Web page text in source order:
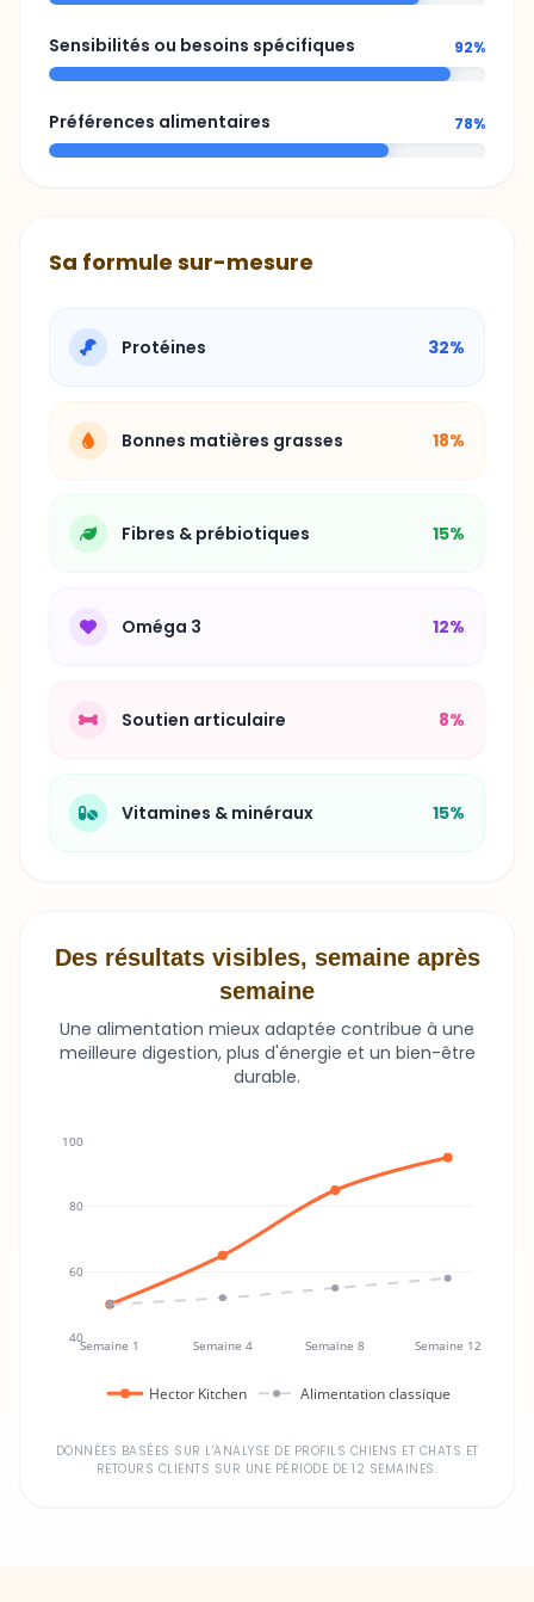
Sensibilités ou besoins spécifiques 92%
Préférences alimentaires 78%
Sa formule sur-mesure
Protéines 32%
Bonnes matières grasses 18%
Fibres & prébiotiques 15%
Oméga 3 12%
Soutien articulaire 8%
Vitamines & minéraux 15%
Des résultats visibles, semaine après
semaine
Une alimentation mieux adaptée contribue à une
meilleure digestion, plus d'énergie et un bien-être
durable.
Semaine 1 Semaine 4 Semaine 8 Semaine 12
40
60
80
100
Hector Kitchen Alimentation classique
DONNÉES BASÉES SUR L'ANALYSE DE PROFILS CHIENS ET CHATS ET
RETOURS CLIENTS SUR UNE PÉRIODE DE 12 SEMAINES.